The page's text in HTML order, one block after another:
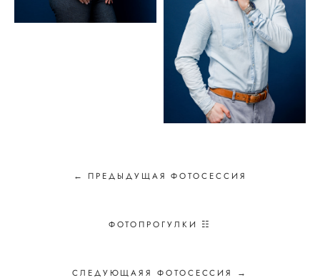
← ПРЕДЫДУЩАЯ ФОТОСЕССИЯ
ФОТОПРОГУЛКИ ☷
СЛЕДУЮЩАЯЯ ФОТОСЕССИЯ →